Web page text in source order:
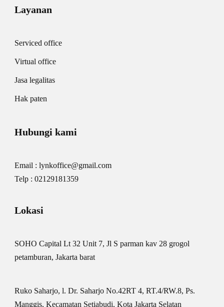
Layanan
Serviced office
Virtual office
Jasa legalitas
Hak paten
Hubungi kami
Email : lynkoffice@gmail.com
Telp : 02129181359
Lokasi
SOHO Capital Lt 32 Unit 7, Jl S parman kav 28 grogol
petamburan, Jakarta barat
Ruko Saharjo, l. Dr. Saharjo No.42RT 4, RT.4/RW.8, Ps.
Manggis, Kecamatan Setiabudi, Kota Jakarta Selatan